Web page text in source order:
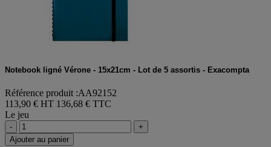
Notebook ligné Vérone - 15x21cm - Lot de 5 assortis - Exacompta
Référence produit :AA92152
113,90 € HT 136,68 € TTC
Le jeu
-
+
Ajouter au panier